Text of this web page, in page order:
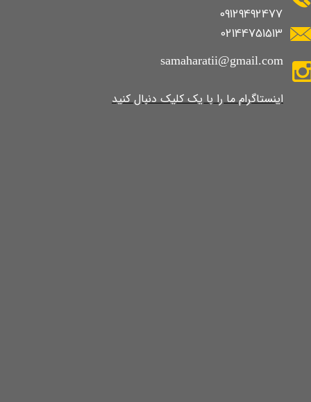
09129492477
02144751513
samaharatii@gmail.com
​​​​​​​​​اینستاگرام ما را با یک کلیک دنبال کنید